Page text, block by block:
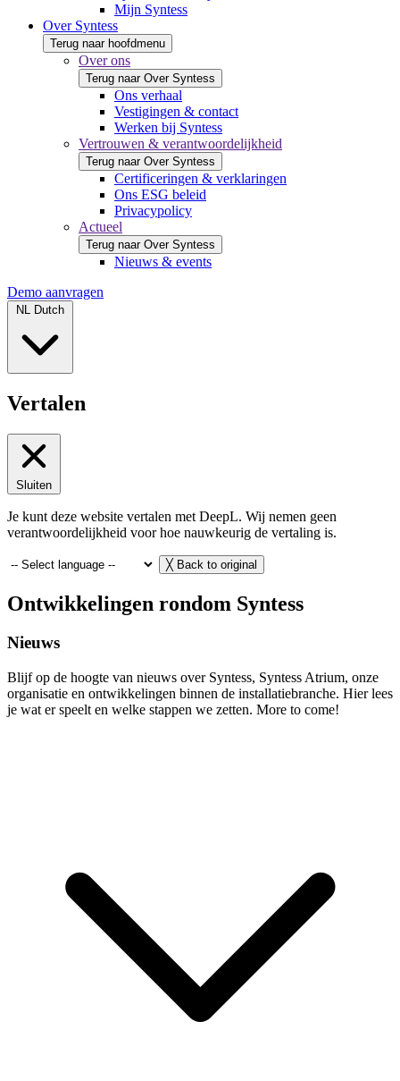
Mijn Syntess
Over Syntess
Terug naar hoofdmenu
Over ons
Terug naar Over Syntess
Ons verhaal
Vestigingen & contact
Werken bij Syntess
Vertrouwen & verantwoordelijkheid
Terug naar Over Syntess
Certificeringen & verklaringen
Ons ESG beleid
Privacypolicy
Actueel
Terug naar Over Syntess
Nieuws & events
Demo aanvragen
NL Dutch
Vertalen
Sluiten
Je kunt deze website vertalen met DeepL. Wij nemen geen
verantwoordelijkheid voor hoe nauwkeurig de vertaling is.
╳ Back to original
Ontwikkelingen rondom Syntess
Nieuws
Blijf op de hoogte van nieuws over Syntess, Syntess Atrium, onze
organisatie en ontwikkelingen binnen de installatiebranche. Hier lees
je wat er speelt en welke stappen we zetten. More to come!